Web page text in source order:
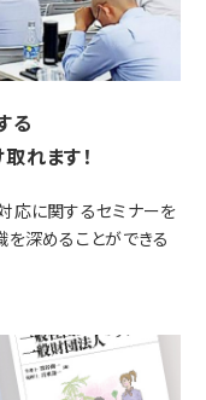
る
れます！
応に関するセミナーを
深めることができる